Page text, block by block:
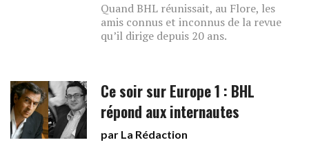
Quand BHL réunissait, au Flore, les
amis connus et inconnus de la revue
qu’il dirige depuis 20 ans.
Ce soir sur Europe 1 : BHL
répond aux internautes
par La Rédaction